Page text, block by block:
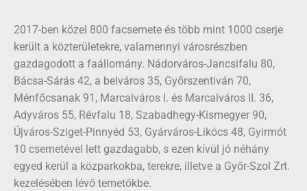
2017-ben közel 800 facsemete és több mint 1000 cserje
került a közterületekre, valamennyi városrészben
gazdagodott a faállomány. Nádorváros-Jancsifalu 80,
Bácsa-Sárás 42, a belváros 35, Győrszentiván 70,
Ménfőcsanak 91, Marcalváros I. és Marcalváros II. 36,
Adyváros 55, Révfalu 18, Szabadhegy-Kismegyer 90,
Újváros-Sziget-Pinnyéd 53, Gyárváros-Likócs 48, Gyirmót
10 csemetével lett gazdagabb, s ezen kívül jó néhány
egyed kerül a közparkokba, terekre, illetve a Győr-Szol Zrt.
kezelésében lévő temetőkbe.